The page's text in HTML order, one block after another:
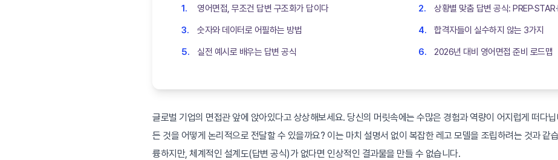
영어면접, 무조건 답변 구조화가 답이다
상황별 맞춤 답변 공식:
숫자와 데이터로 어필하는 방법
합격자들이 실수하지 않는 3가지
실전 예시로 배우는 답변 공식
2026년 대비 영어면접 준비 로드맵
글로벌 기업의 면접관 앞에 앉아있다고 상상해보세요. 당신의 머릿속에는 수많은 경험과 역량이 어지럽게 떠다
든 것을 어떻게 논리적으로 전달할 수 있을까요? 이는 마치 설명서 없이 복잡한 레고 모델을 조립하려는 것과 같
륭하지만, 체계적인 설계도(답변 공식)가 없다면 인상적인 결과물을 만들 수 없습니다.